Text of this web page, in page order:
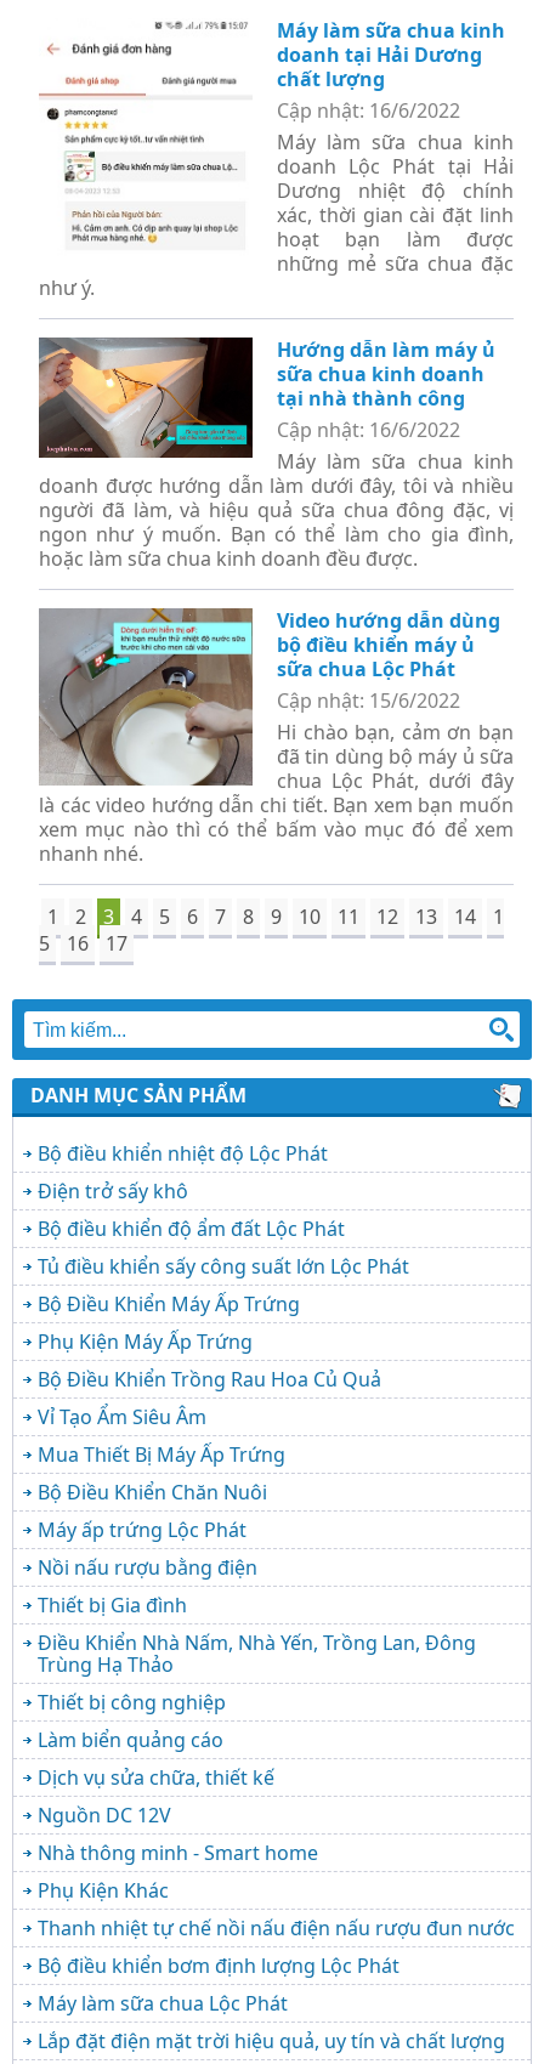
Máy làm sữa chua kinh
doanh tại Hải Dương
chất lượng
Cập nhật: 16/6/2022
Máy làm sữa chua kinh
doanh Lộc Phát tại Hải
Dương nhiệt độ chính
xác, thời gian cài đặt linh
hoạt bạn làm được
những mẻ sữa chua đặc
như ý.
Hướng dẫn làm máy ủ
sữa chua kinh doanh
tại nhà thành công
Cập nhật: 16/6/2022
Máy làm sữa chua kinh
doanh được hướng dẫn làm dưới đây, tôi và nhiều
người đã làm, và hiệu quả sữa chua đông đặc, vị
ngon như ý muốn. Bạn có thể làm cho gia đình,
hoặc làm sữa chua kinh doanh đều được.
Video hướng dẫn dùng
bộ điều khiển máy ủ
sữa chua Lộc Phát
Cập nhật: 15/6/2022
Hi chào bạn, cảm ơn bạn
đã tin dùng bộ máy ủ sữa
chua Lộc Phát, dưới đây
là các video hướng dẫn chi tiết. Bạn xem bạn muốn
xem mục nào thì có thể bấm vào mục đó để xem
nhanh nhé.
1 2 3 4 5 6 7 8 9 10 11 12 13 14
1
5
16 17
DANH MỤC SẢN PHẨM
Bộ điều khiển nhiệt độ Lộc Phát
Điện trở sấy khô
Bộ điều khiển độ ẩm đất Lộc Phát
Tủ điều khiển sấy công suất lớn Lộc Phát
Bộ Điều Khiển Máy Ấp Trứng
Phụ Kiện Máy Ấp Trứng
Bộ Điều Khiển Trồng Rau Hoa Củ Quả
Vỉ Tạo Ẩm Siêu Âm
Mua Thiết Bị Máy Ấp Trứng
Bộ Điều Khiển Chăn Nuôi
Máy ấp trứng Lộc Phát
Nồi nấu rượu bằng điện
Thiết bị Gia đình
Điều Khiển Nhà Nấm, Nhà Yến, Trồng Lan, Đông
Trùng Hạ Thảo
Thiết bị công nghiệp
Làm biển quảng cáo
Dịch vụ sửa chữa, thiết kế
Nguồn DC 12V
Nhà thông minh - Smart home
Phụ Kiện Khác
Thanh nhiệt tự chế nồi nấu điện nấu rượu đun nước
Bộ điều khiển bơm định lượng Lộc Phát
Máy làm sữa chua Lộc Phát
Lắp đặt điện mặt trời hiệu quả, uy tín và chất lượng